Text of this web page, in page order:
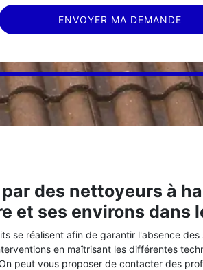
des nettoyeurs à
et ses environs dans
se réalisent afin de garantir l'absence
en maîtrisant les différentes
peut vous proposer de contacter des